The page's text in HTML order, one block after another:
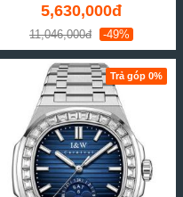
5,630,000đ
11,046,000đ -49%
Trả góp 0%